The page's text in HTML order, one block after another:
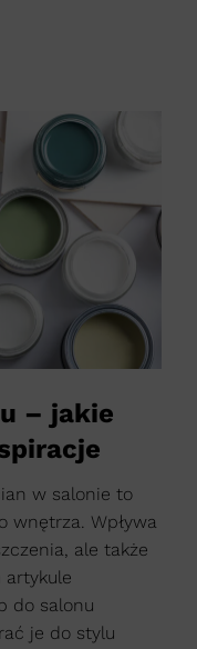
– jakie
w salonie to
wnętrza. Wpływa
ale także
artykule
do salonu
je do stylu